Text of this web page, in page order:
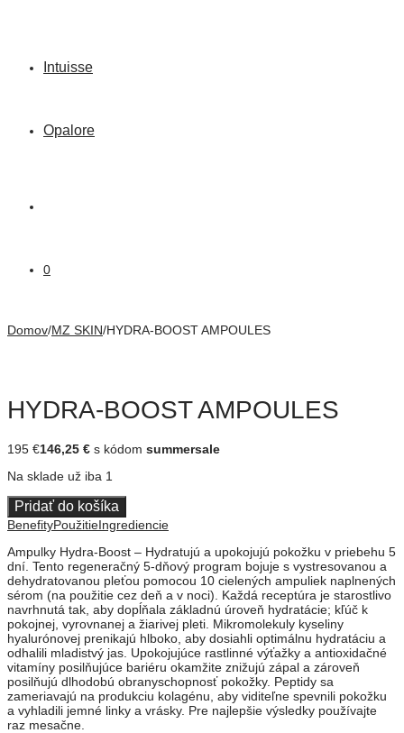
Intuisse
Opalore
0
Domov/MZ SKIN/HYDRA-BOOST AMPOULES
HYDRA-BOOST AMPOULES
195 €146,25 € s kódom summersale
Na sklade už iba 1
Pridať do košíka
BenefityPoužitieIngrediencie
Ampulky Hydra-Boost – Hydratujú a upokojujú pokožku v priebehu 5
dní. Tento regeneračný 5-dňový program bojuje s vystresovanou a
dehydratovanou pleťou pomocou 10 cielených ampuliek naplnených
sérom (na použitie cez deň a v noci). Každá receptúra je starostlivo
navrhnutá tak, aby dopĺňala základnú úroveň hydratácie; kľúč k
pokojnej, vyrovnanej a žiarivej pleti. Mikromolekuly kyseliny
hyalurónovej prenikajú hlboko, aby dosiahli optimálnu hydratáciu a
odhalili mladistvý jas. Upokojujúce rastlinné výťažky a antioxidačné
vitamíny posilňujúce bariéru okamžite znižujú zápal a zároveň
posilňujú dlhodobú obranyschopnosť pokožky. Peptidy sa
zameriavajú na produkciu kolagénu, aby viditeľne spevnili pokožku
a vyhladili jemné linky a vrásky. Pre najlepšie výsledky používajte
raz mesačne.